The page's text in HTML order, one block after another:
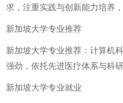
求，注重实践与创新能力培养
新加坡大学专业推荐
新加坡大学专业推荐：计算机
强劲，依托先进医疗体系与科
新加坡大学专业就业